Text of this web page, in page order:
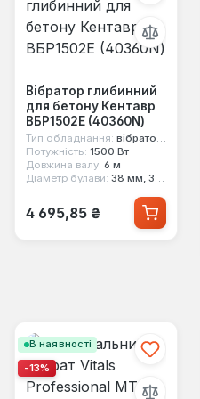
Вібратор глибинний
для бетону Кентавр
ВБР1502Е (40360N)
Тип обладнання: вібратор глибинний
Потужність: 1500 Вт
Довжина валу: 6 м
Діаметр булави: 38 мм, 32 мм, 70 мм, 28 мм, 50 мм, 45 мм, 60 мм
Звичайна ціна:
4 695,85 ₴
В наявності
-13%